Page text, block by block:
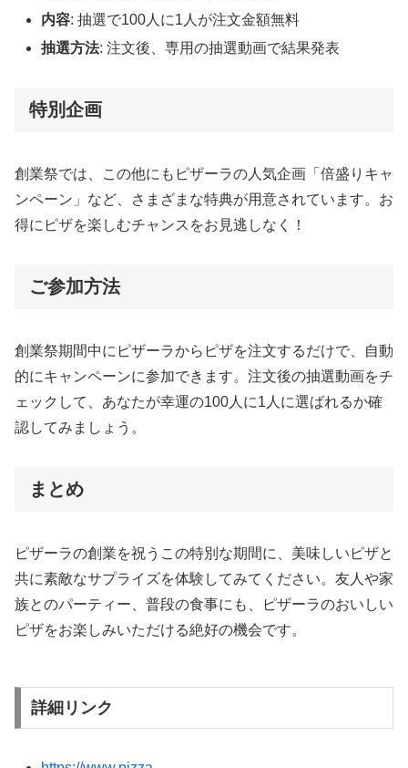
内容: 抽選で100人に1人が注文金額無料
抽選方法: 注文後、専用の抽選動画で結果発表
特別企画
創業祭では、この他にもピザーラの人気企画「倍盛りキャ
ンペーン」など、さまざまな特典が用意されています。お
得にピザを楽しむチャンスをお見逃しなく！
ご参加方法
創業祭期間中にピザーラからピザを注文するだけで、自動
的にキャンペーンに参加できます。注文後の抽選動画をチ
ェックして、あなたが幸運の100人に1人に選ばれるか確
認してみましょう。
まとめ
ピザーラの創業を祝うこの特別な期間に、美味しいピザと
共に素敵なサプライズを体験してみてください。友人や家
族とのパーティー、普段の食事にも、ピザーラのおいしい
ピザをお楽しみいただける絶好の機会です。
詳細リンク